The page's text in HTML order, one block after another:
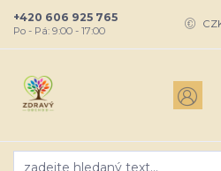
+420 606 925 765
Po - Pá: 9:00 - 17:00